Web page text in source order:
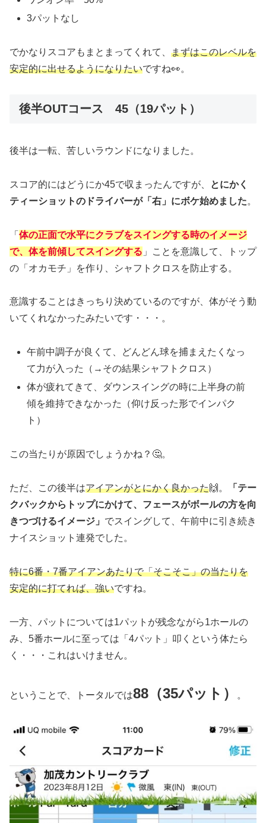
3パットなし
でかなりスコアもまとまってくれて、 まずはこのレベルを
安定的に出せるようになりたいですね👀。
後半OUTコース 45（19パット）
後半は一転、苦しいラウンドになりました。
スコア的にはどうにか45で収まったんですが、
とにかく
ティーショットのドライバーが「右」にボケ始めました。
「 体の正面で水平にクラブをスイングする時のイメージ
で、体を前傾してスイングする 」ことを意識して、トップ
の「オカモチ」を作り、シャフトクロスを防止する。
意識することはきっちり決めているのですが、体がそう動
いてくれなかったみたいです・・・。
午前中調子が良くて、どんどん球を捕まえたくなっ
て力が入った（→その結果シャフトクロス）
体が疲れてきて、ダウンスイングの時に上半身の前
傾を維持できなかった（仰け反った形でインパク
ト）
この当たりが原因でしょうかね？🤔。
ただ、この後半はアイアンがとにかく良かった🙌。
「テー
クバックからトップにかけて、フェースがボールの方を向
きつづけるイメージ」 でスイングして、午前中に引き続き
ナイスショット連発でした。
特に6番・7番アイアンあたりで「そこそこ」の当たりを
安定的に打てれば、強いですね。
一方、パットについては1パットが残念ながら1ホールの
み、5番ホールに至っては「4パット」叩くという体たら
く・・・これはいけません。
ということで、トータルでは88（35パット） 。